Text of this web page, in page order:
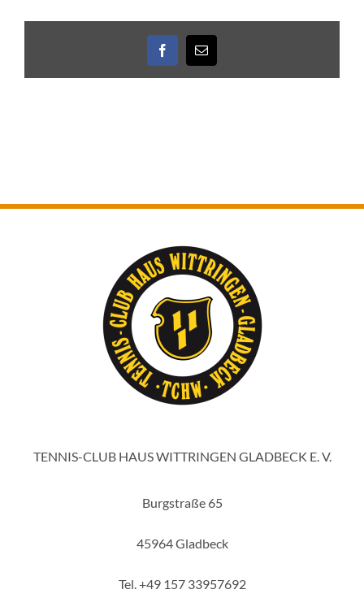
Facebook
E-
Mail
TENNIS-CLUB HAUS WITTRINGEN GLADBECK E. V.
Burgstraße 65
45964 Gladbeck
Tel. +49 157 33957692